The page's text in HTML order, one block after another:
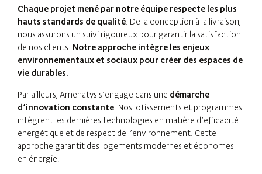
Chaque projet mené par notre équipe respecte les plus
hauts standards de qualité. De la conception à la livraison,
nous assurons un suivi rigoureux pour garantir la satisfaction
de nos clients. Notre approche intègre les enjeux
environnementaux et sociaux pour créer des espaces de
vie durables.
Par ailleurs, Amenatys s’engage dans une démarche
d’innovation constante. Nos lotissements et programmes
intègrent les dernières technologies en matière d’efficacité
énergétique et de respect de l’environnement. Cette
approche garantit des logements modernes et économes
en énergie.